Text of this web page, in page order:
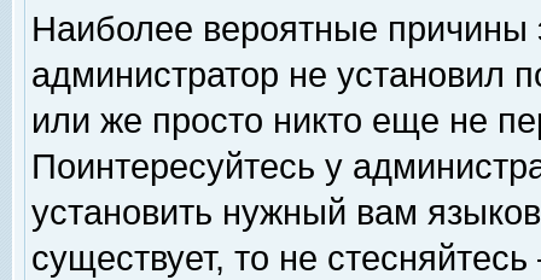
Наиболее вероятные причины
администратор не установил
или же просто никто еще не
Поинтересуйтесь у
установить нужный вам
существует, то не